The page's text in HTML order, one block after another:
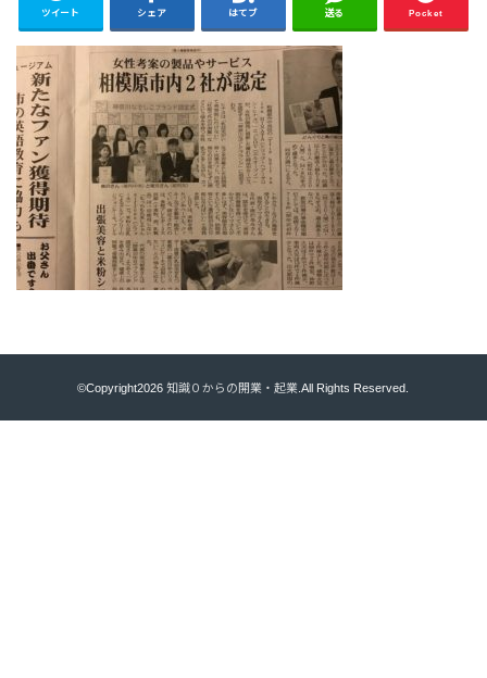
ツイート シェア はてブ 送る Pocket
©Copyright2026知識０からの開業・起業 .All Rights Reserved.